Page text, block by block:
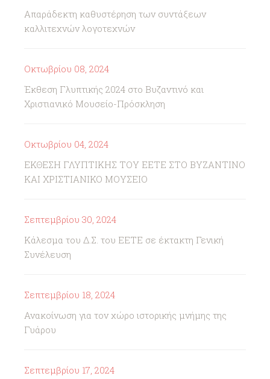
Απαράδεκτη καθυστέρηση των συντάξεων
καλλιτεχνών λογοτεχνών
Οκτωβρίου 08, 2024
Έκθεση Γλυπτικής 2024 στο Βυζαντινό και
Χριστιανικό Μουσείο-Πρόσκληση
Οκτωβρίου 04, 2024
ΕΚΘΕΣΗ ΓΛΥΠΤΙΚΗΣ ΤΟΥ ΕΕΤΕ ΣΤΟ ΒΥΖΑΝΤΙΝΟ
ΚΑΙ ΧΡΙΣΤΙΑΝΙΚΟ ΜΟΥΣΕΙΟ
Σεπτεμβρίου 30, 2024
Κάλεσμα του Δ.Σ. του ΕΕΤΕ σε έκτακτη Γενική
Συνέλευση
Σεπτεμβρίου 18, 2024
Ανακοίνωση για τον χώρο ιστορικής μνήμης της
Γυάρου
Σεπτεμβρίου 17, 2024